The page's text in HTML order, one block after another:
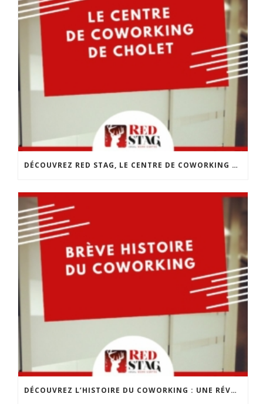
DÉCOUVREZ RED STAG, LE CENTRE DE COWORKING DE CHOLET
DÉCOUVREZ L’HISTOIRE DU COWORKING : UNE RÉVOLUTION DANS LE MONDE DU TRAVAIL